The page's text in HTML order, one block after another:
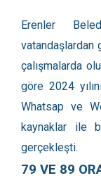
Erenler
vatandaşlardan
çalışmalarda
göre 2024
Whatsap ve
kaynaklar ile
gerçekleşti.
79 VE 89